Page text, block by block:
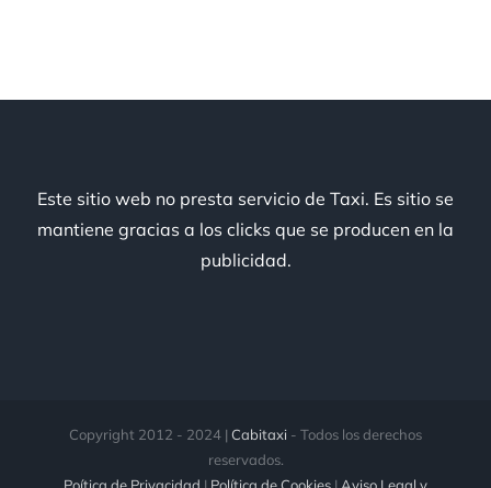
Este sitio web no presta servicio de Taxi. Es sitio se
mantiene gracias a los clicks que se producen en la
publicidad.
Copyright 2012 - 2024 | Cabitaxi - Todos los derechos
reservados.
Poítica de Privacidad | Política de Cookies | Aviso Legal y